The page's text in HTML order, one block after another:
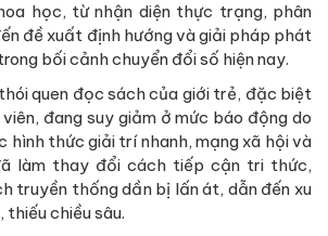
học, từ nhận diện thực trạng, phân
đề xuất định hướng và giải pháp phát
bối cảnh chuyển đổi số hiện nay.
quen đọc sách của giới trẻ, đặc biệt
đang suy giảm ở mức báo động do
hình thức giải trí nhanh, mạng xã hội và
làm thay đổi cách tiếp cận tri thức,
truyền thống dần bị lấn át, dẫn đến xu
chiều sâu.